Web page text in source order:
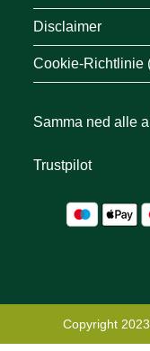
Disclaimer
Cookie-Richtlinie
Samma ned alle
Trustpilot
Copyright